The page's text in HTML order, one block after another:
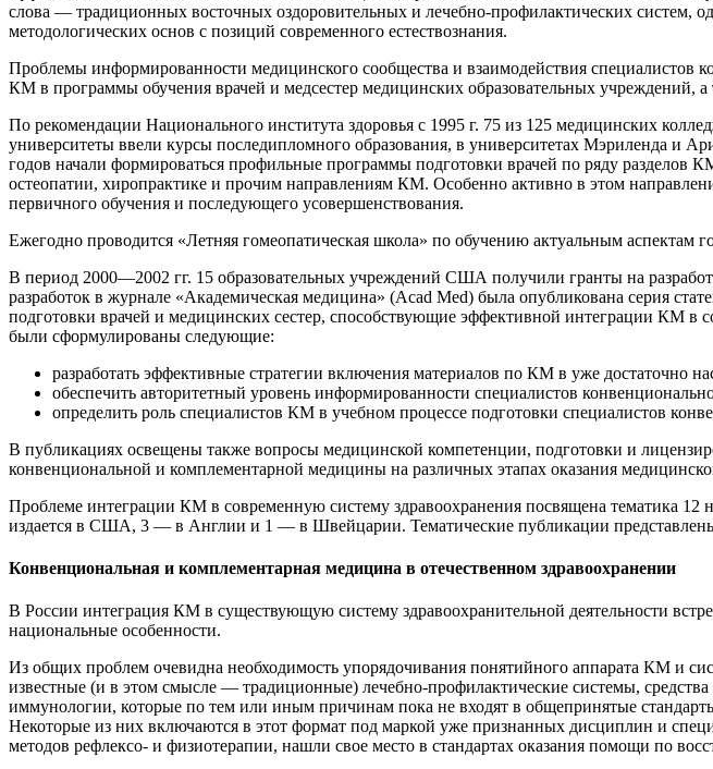
слова — традиционных восточных оздоровительных и лечебно-профилактических систем,
методологических основ с позиций современного естествознания.
Проблемы информированности медицинского сообщества и взаимодействия
КМ в программы обучения врачей и медсестер медицинских образовательных учреждений,
По рекомендации Национального института здоровья с 1995 г. 75 из 125 медицинских
университеты ввели курсы последипломного образования, в университетах Мэриленда и
годов начали формироваться профильные программы подготовки врачей по ряду разделов
остеопатии, хиропрактике и прочим направлениям КМ. Особенно активно в этом
первичного обучения и последующего усовершенствования.
Ежегодно проводится «Летняя гомеопатическая школа» по обучению актуальным аспектам
В период 2000—2002 гг. 15 образовательных учреждений США получили гранты на
разработок в журнале «Академическая медицина» (Acad Med) была опубликована серия
подготовки врачей и медицинских сестер, способствующие эффективной интеграции КМ
были сформулированы следующие:
разработать эффективные стратегии включения материалов по КМ в уже достаточно
обеспечить авторитетный уровень информированности специалистов
определить роль специалистов КМ в учебном процессе подготовки специалистов
В публикациях освещены также вопросы медицинской компетенции, подготовки и
конвенциональной и комплементарной медицины на различных этапах оказания
Проблеме интеграции КМ в современную систему здравоохранения посвящена тематика
издается в США, 3 — в Англии и 1 — в Швейцарии. Тематические публикации
Конвенциональная и комплементарная медицина в отечественном здравоохранении
В России интеграция КМ в существующую систему здравоохранительной деятельности
национальные особенности.
Из общих проблем очевидна необходимость упорядочивания понятийного аппарата КМ и
известные (и в этом смысле — традиционные) лечебно-профилактические системы,
иммунологии, которые по тем или иным причинам пока не входят в общепринятые
Некоторые из них включаются в этот формат под маркой уже признанных дисциплин и
методов рефлексо- и физиотерапии, нашли свое место в стандартах оказания помощи по